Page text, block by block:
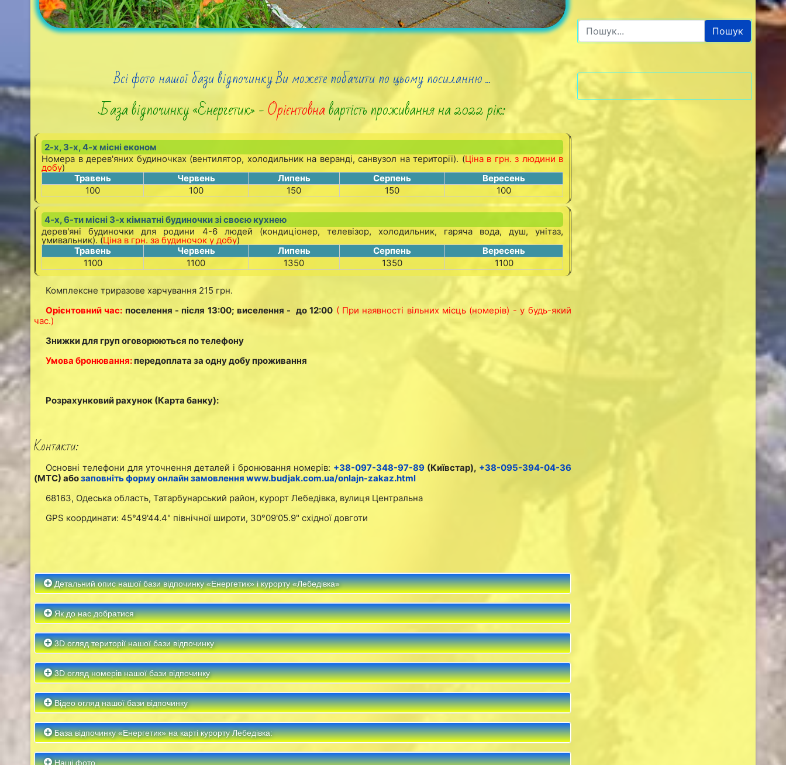
Всі фото нашої бази відпочинку Ви можете побачити по цьому посиланню ...
База відпочинку «Енергетик» -Орієнтовнавартість проживання на 2022 рік:
2-х, 3-х, 4-х місні економ
Номера в дерев'яних будиночках (вентилятор, холодильник на веранді, санвузол на території). (Ціна в грн. з людини в
добу)
Травень
Червень Липень Серпень
Вересень
100
100 150 150 100
4-х, 6-ти місні 3-х кімнатні будиночки зі своєю кухнею
дерев'яні будиночки для родини 4-6 людей (кондиціонер, телевізор, холодильник, гаряча вода, душ, унітаз,
умивальник). (Ціна в грн. за будиночок у добу)
Травень
Червень Липень Серпень
Вересень
1100
1100 1350 1350 1100
Комплексне триразове харчування 215 грн.
Орієнтовний час: поселення - після 13:00; виселення - до 12:00 ( При наявності вільних місць (номерів) - у будь-який
час.)
Знижки для груп оговорюються по телефону
Умова бронювання:передоплата за одну добу проживання
Розрахунковий рахунок (Карта банку):
Контакти:
Основні телефони для уточнення деталей і бронювання номерів: +38-097-348-97-89 (Київстар), +38-095-394-04-36
(МТС) абозаповніть форму онлайн замовлення www.budjak.com.ua/onlajn-zakaz.html
68163, Одеська область, Татарбунарський район, курорт Лебедівка, вулиця Центральна
GPS координати: 45°49'44.4" північної широти, 30°09'05.9" східної довготи
Детальний опис нашої бази відпочинку «Енергетик» і курорту «Лебедівка»
Як до нас добратися
3D огляд території нашої бази відпочинку
3D огляд номерів нашої бази відпочинку
Відео огляд нашої бази відпочинку
База відпочинку «Енергетик» на карті курорту Лебедівка:
Наші фото
Пошук